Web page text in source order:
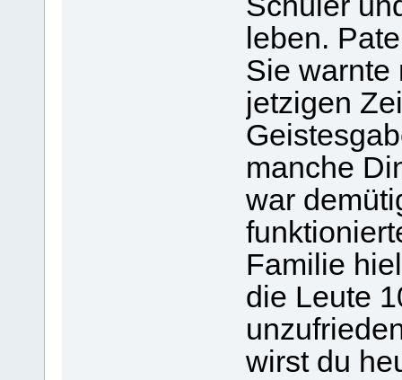
leben.
Sie warnte
jetzigen
manche
war
Familie
die Leute
wirst du